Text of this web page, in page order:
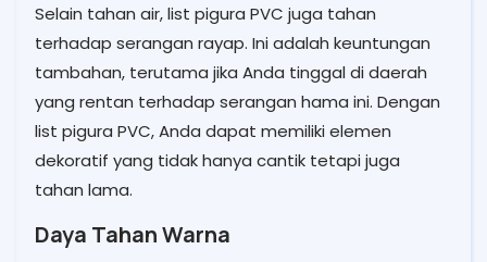
Selain tahan air, list pigura PVC juga tahan
terhadap serangan rayap. Ini adalah keuntungan
tambahan, terutama jika Anda tinggal di daerah
yang rentan terhadap serangan hama ini. Dengan
list pigura PVC, Anda dapat memiliki elemen
dekoratif yang tidak hanya cantik tetapi juga
tahan lama.
Daya Tahan Warna